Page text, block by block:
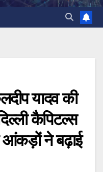
यादव की
कैपिटल्स
आंकड़ों ने बढ़ाई